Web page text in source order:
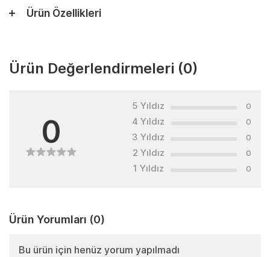
Ürün Özellikleri
Ürün Değerlendirmeleri (0)
0
5 Yıldız 0
4 Yıldız 0
3 Yıldız 0
2 Yıldız 0
1 Yıldız 0
Ürün Yorumları (0)
Bu ürün için henüz yorum yapılmadı